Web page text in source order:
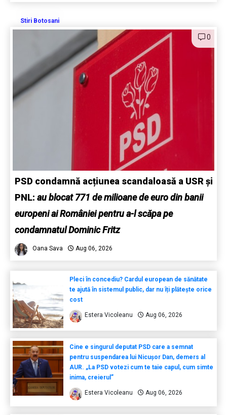
Stiri Botosani
0
PSD condamnă acțiunea scandaloasă a USR și
PNL: au blocat 771 de milioane de euro din banii
europeni ai României pentru a-l scăpa pe
condamnatul Dominic Fritz
Oana Sava Aug 06, 2026
Pleci în concediu? Cardul european de sănătate
te ajută în sistemul public, dar nu îți plătește orice
cost
Estera Vicoleanu Aug 06, 2026
Cine e singurul deputat PSD care a semnat
pentru suspendarea lui Nicușor Dan, demers al
AUR. „La PSD votezi cum te taie capul, cum simte
inima, creierul”
Estera Vicoleanu Aug 06, 2026